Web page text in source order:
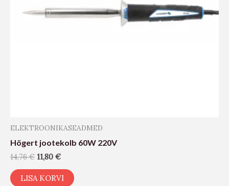
ELEKTROONIKASEADMED
Högert jootekolb 60W 220V
14,76€ 11,80 €
LISA KORVI